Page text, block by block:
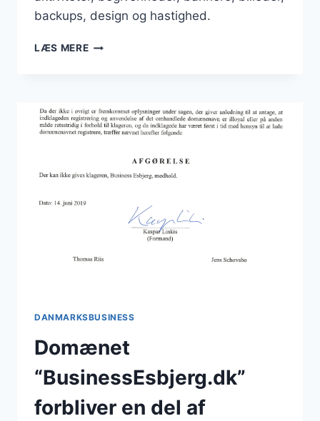
backups, design og hastighed.
LÆS MERESTORE
DANMARKSBUSINESS
Domænet
“BusinessEsbjerg.dk”
forbliver en del af